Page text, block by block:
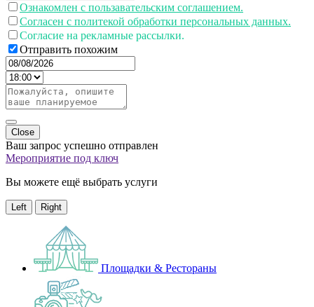
Ознакомлен с пользавательским соглашением.
Согласен с политекой обработки персональных данных.
Согласие на рекламные рассылки.
Отправить похожим
Close
Ваш запрос успешно отправлен
Мероприятие под ключ
Вы можете ещё выбрать услуги
Left Right
Площадки & Рестораны